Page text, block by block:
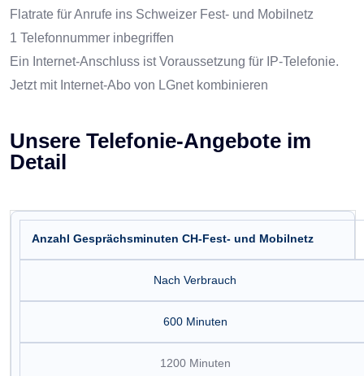
Flatrate für Anrufe ins Schweizer Fest- und Mobilnetz
1 Telefonnummer inbegriffen
Ein Internet-Anschluss ist Voraussetzung für IP-Telefonie.
Jetzt mit Internet-Abo von LGnet kombinieren
Unsere Telefonie-Angebote im
Detail
Anzahl Gesprächsminuten CH-Fest- und Mobilnetz
Nach Verbrauch
600 Minuten
1200 Minuten